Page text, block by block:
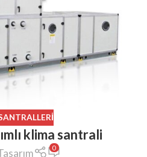
klima santrali
0